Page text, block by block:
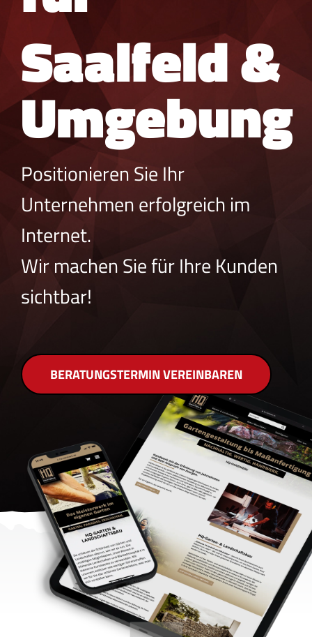
Saalfeld &
Umgebung
Positionieren Sie Ihr
Unternehmen erfolgreich im
Internet.
Wir machen Sie für Ihre Kunden
sichtbar!
BERATUNGSTERMIN VEREINBAREN